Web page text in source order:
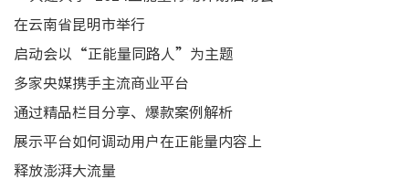
在云南省昆明市举行
启动会以“正能量同路人”为主题
多家央媒携手主流商业平台
通过精品栏目分享、爆款案例解析
展示平台如何调动用户在正能量内容上
释放澎湃大流量